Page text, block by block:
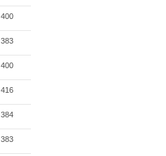
400
383
400
416
384
383